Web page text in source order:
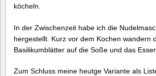
köcheln.
In der Zwischenzeit habe ich die
hergestellt. Kurz vor dem Kochen wandern
Basilikumblätter auf die Soße und das
Zum Schluss meine heutge Variante als